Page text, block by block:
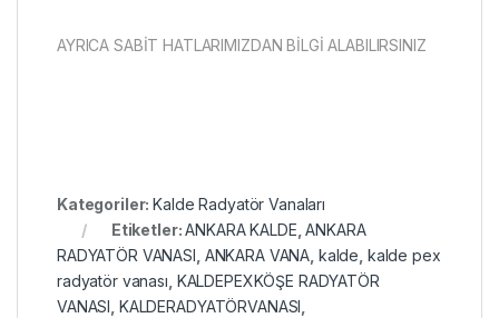
AYRICA SABİT HATLARIMIZDAN BİLGİ ALABILIRSINIZ
Kategoriler:Kalde Radyatör Vanaları
Etiketler:ANKARA KALDE ,ANKARA
RADYATÖR VANASI ANKARA VANA kalde kalde pex
radyatör vanası KALDEPEXKÖŞE RADYATÖR
VANASI KALDERADYATÖRVANASI